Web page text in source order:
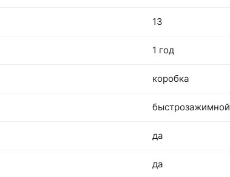
13
1 год
коробка
быстрозажимной
да
да